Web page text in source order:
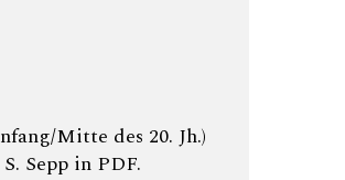
Mitte des 20. Jh.)
Sepp in PDF.